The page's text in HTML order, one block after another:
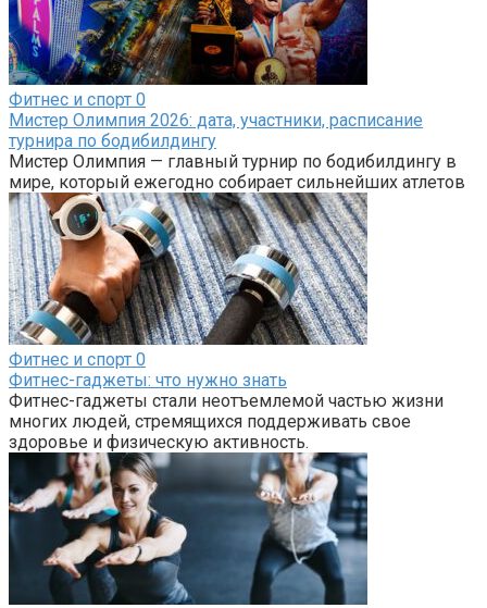
Фитнес и спорт 0
Мистер Олимпия 2026: дата, участники, расписание
турнира по бодибилдингу
Мистер Олимпия — главный турнир по бодибилдингу в
мире, который ежегодно собирает сильнейших атлетов
Фитнес и спорт 0
Фитнес-гаджеты: что нужно знать
Фитнес-гаджеты стали неотъемлемой частью жизни
многих людей, стремящихся поддерживать свое
здоровье и физическую активность.